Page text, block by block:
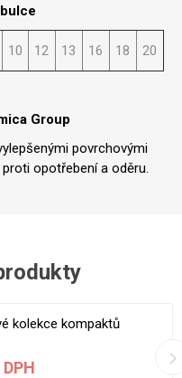
10 12 13 16 18 20
Group
povrchovými
opotřebení a oděru.
kolekce kompaktů